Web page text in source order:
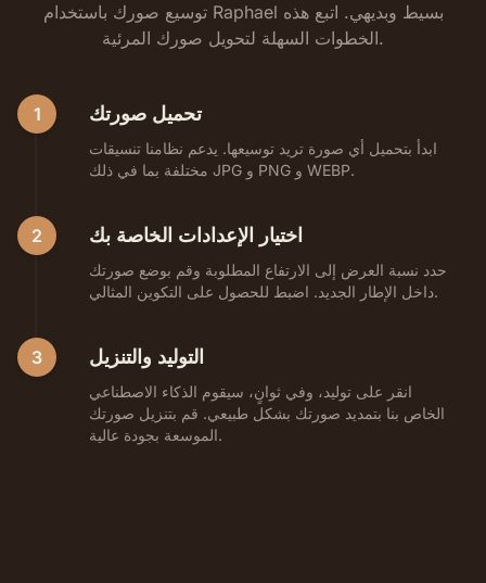
توسيع صورك باستخدام Raphael بسيط وبديهي. اتبع هذه
الخطوات السهلة لتحويل صورك المرئية.
1 تحميل صورتك
ابدأ بتحميل أي صورة تريد توسيعها. يدعم نظامنا تنسيقات
مختلفة بما في ذلك JPG و PNG و WEBP.
2 اختيار الإعدادات الخاصة بك
حدد نسبة العرض إلى الارتفاع المطلوبة وقم بوضع صورتك
داخل الإطار الجديد. اضبط للحصول على التكوين المثالي.
3 التوليد والتنزيل
انقر على توليد، وفي ثوانٍ، سيقوم الذكاء الاصطناعي
الخاص بنا بتمديد صورتك بشكل طبيعي. قم بتنزيل صورتك
الموسعة بجودة عالية.